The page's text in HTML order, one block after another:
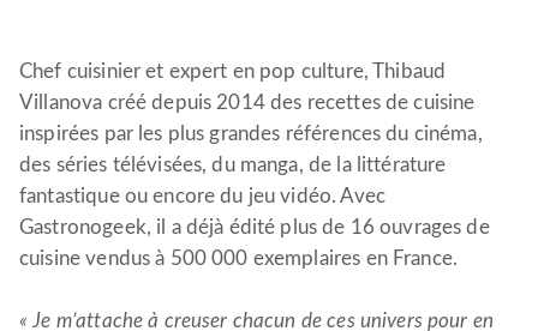
Chef cuisinier et expert en pop culture, Thibaud
Villanova créé depuis 2014 des recettes de cuisine
inspirées par les plus grandes références du cinéma,
des séries télévisées, du manga, de la littérature
fantastique ou encore du jeu vidéo. Avec
Gastronogeek, il a déjà édité plus de 16 ouvrages de
cuisine vendus à 500 000 exemplaires en France.
« Je m’attache à creuser chacun de ces univers pour en